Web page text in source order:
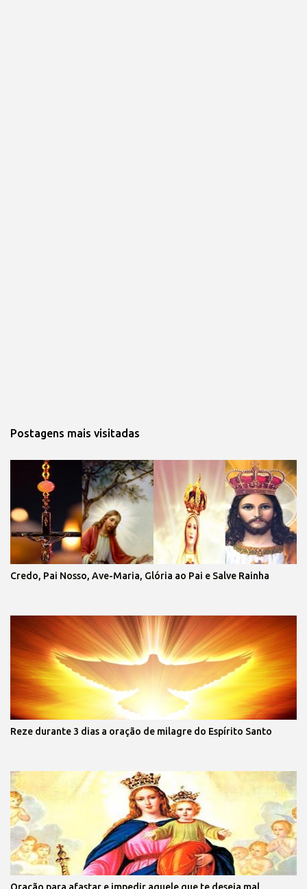
Postagens mais visitadas
Credo, Pai Nosso, Ave-Maria, Glória ao Pai e Salve Rainha
Reze durante 3 dias a oração de milagre do Espírito Santo